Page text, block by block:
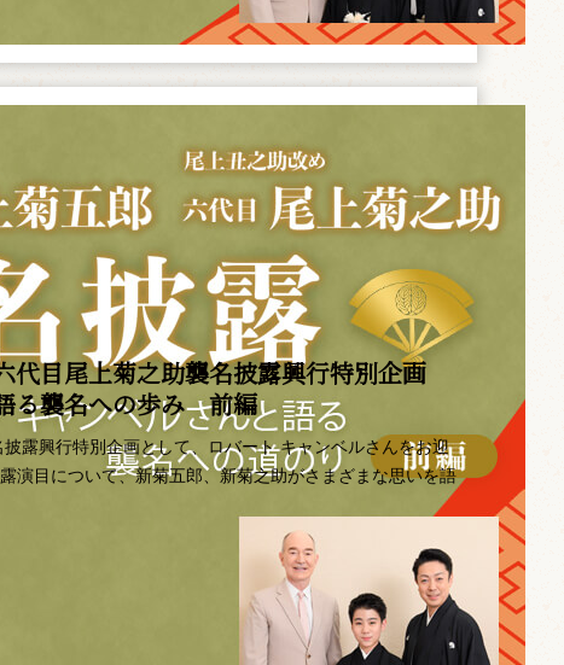
目尾上菊之助襲名披露興行特別企画 ――
る襲名への歩み 前編
露興行特別企画として、ロバート キャンベルさんをお迎
演目について、新菊五郎、新菊之助がさまざまな思いを語